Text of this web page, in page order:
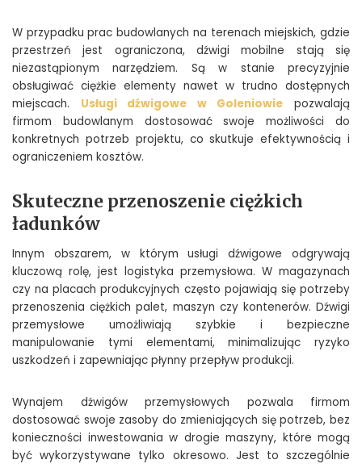
W przypadku prac budowlanych na terenach miejskich, gdzie
przestrzeń jest ograniczona, dźwigi mobilne stają się
niezastąpionym narzędziem. Są w stanie precyzyjnie
obsługiwać ciężkie elementy nawet w trudno dostępnych
miejscach. Usługi dźwigowe w Goleniowie pozwalają
firmom budowlanym dostosować swoje możliwości do
konkretnych potrzeb projektu, co skutkuje efektywnością i
ograniczeniem kosztów.
Skuteczne przenoszenie ciężkich
ładunków
Innym obszarem, w którym usługi dźwigowe odgrywają
kluczową rolę, jest logistyka przemysłowa. W magazynach
czy na placach produkcyjnych często pojawiają się potrzeby
przenoszenia ciężkich palet, maszyn czy kontenerów. Dźwigi
przemysłowe umożliwiają szybkie i bezpieczne
manipulowanie tymi elementami, minimalizując ryzyko
uszkodzeń i zapewniając płynny przepływ produkcji.
Wynajem dźwigów przemysłowych pozwala firmom
dostosować swoje zasoby do zmieniających się potrzeb, bez
konieczności inwestowania w drogie maszyny, które mogą
być wykorzystywane tylko okresowo. Jest to szczególnie